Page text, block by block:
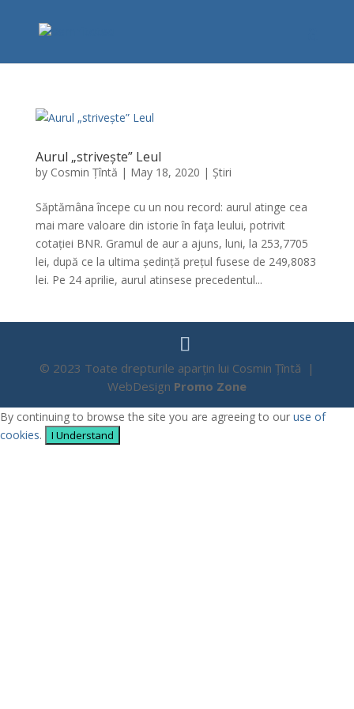
Aurul „strivește” Leul
by Cosmin Țîntă | May 18, 2020 | Știri
Săptămâna începe cu un nou record: aurul atinge cea
mai mare valoare din istorie în faţa leului, potrivit
cotației BNR. Gramul de aur a ajuns, luni, la 253,7705
lei, după ce la ultima ședință prețul fusese de 249,8083
lei. Pe 24 aprilie, aurul atinsese precedentul...
© 2023 Toate drepturile aparțin lui Cosmin Țîntă |
WebDesign Promo Zone
By continuing to browse the site you are agreeing to our use of
cookies. I Understand